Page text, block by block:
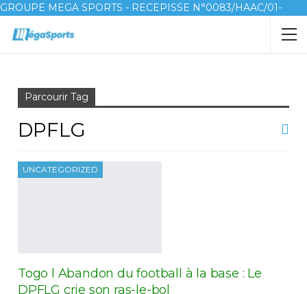
GROUPE MEGA SPORTS - RECEPISSE N°0083/HAAC/01-
Parcourir Tag
DPFLG
UNCATEGORIZED
Togo l Abandon du football à la base : Le
DPFLG crie son ras-le-bol